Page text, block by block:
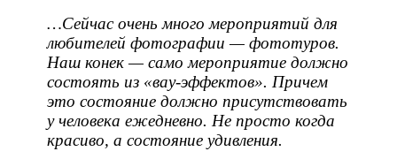
…Сейчас очень много мероприятий для
любителей фотографии — фототуров.
Наш конек — само мероприятие должно
состоять из «вау-эффектов». Причем
это состояние должно присутствовать
у человека ежедневно. Не просто когда
красиво, а состояние удивления.